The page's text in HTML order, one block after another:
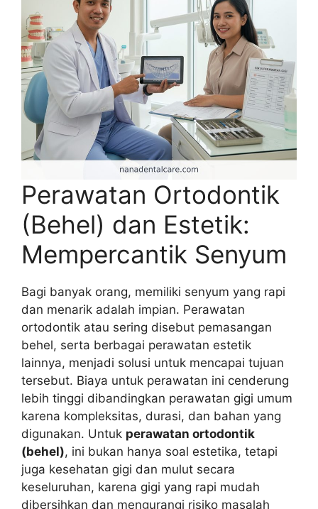
Perawatan Ortodontik
(Behel) dan Estetik:
Mempercantik Senyum
Bagi banyak orang, memiliki senyum yang rapi
dan menarik adalah impian. Perawatan
ortodontik atau sering disebut pemasangan
behel, serta berbagai perawatan estetik
lainnya, menjadi solusi untuk mencapai tujuan
tersebut. Biaya untuk perawatan ini cenderung
lebih tinggi dibandingkan perawatan gigi umum
karena kompleksitas, durasi, dan bahan yang
digunakan. Untuk perawatan ortodontik
(behel), ini bukan hanya soal estetika, tetapi
juga kesehatan gigi dan mulut secara
keseluruhan, karena gigi yang rapi mudah
dibersihkan dan mengurangi risiko masalah